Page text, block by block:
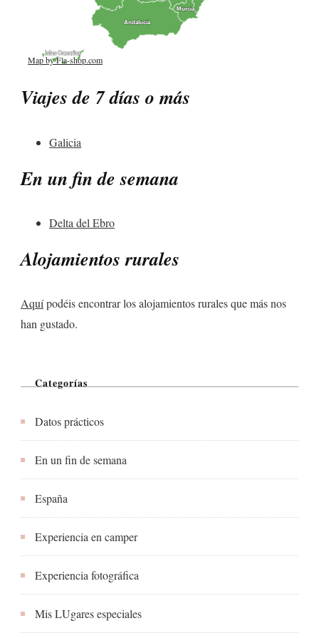
Andalucía
Andalucía
Islas Canarias
Islas Canarias
Murcia
Murcia
Map by Fla-shop.com
Viajes de 7 días o más
Galicia
En un fin de semana
Delta del Ebro
Alojamientos rurales
Aquípodéis encontrar los alojamientos rurales que más nos
han gustado.
Categorías
Datos prácticos
En un fin de semana
España
Experiencia en camper
Experiencia fotográfica
Mis LUgares especiales